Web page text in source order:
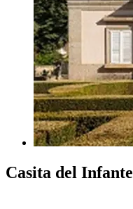
Casita del Infante